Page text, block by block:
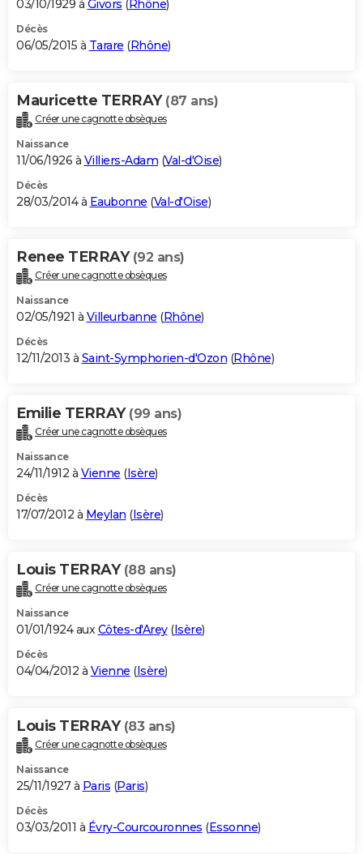
03/10/1929 à Givors ( Rhône)
Décès
06/05/2015 à Tarare (Rhône)
Mauricette TERRAY (87 ans)
Créer une cagnotte obsèques
Naissance
11/06/1926 à Villiers-Adam (Val-d'Oise)
Décès
28/03/2014 à Eaubonne (Val-d'Oise)
Renee TERRAY (92 ans)
Créer une cagnotte obsèques
Naissance
02/05/1921 à Villeurbanne (Rhône)
Décès
12/11/2013 à Saint-Symphorien-d'Ozon (Rhône)
Emilie TERRAY (99 ans)
Créer une cagnotte obsèques
Naissance
24/11/1912 à Vienne (Isère)
Décès
17/07/2012 à Meylan (Isère)
Louis TERRAY (88 ans)
Créer une cagnotte obsèques
Naissance
01/01/1924 auxCôtes-d'Arey(Isère)
Décès
04/04/2012 à Vienne (Isère)
Louis TERRAY (83 ans)
Créer une cagnotte obsèques
Naissance
25/11/1927 à Paris (Paris)
Décès
03/03/2011 à Évry-Courcouronnes (Essonne)